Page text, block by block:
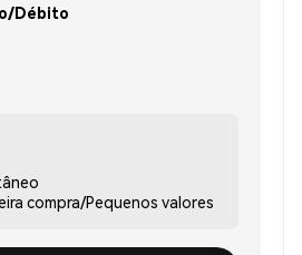
Débito
compra/Pequenos valores